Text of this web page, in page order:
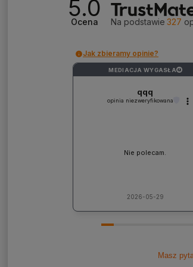
5.0
Ocena Na podstawie 327
Jak zbieramy opinie?
MEDIACJA WYGASŁA ?
qqq
opinia niezweryfikowana
Nie polecam.
2026-05-29
Masz